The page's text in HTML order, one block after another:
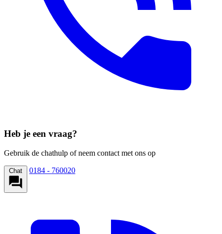
Heb je een vraag?
Gebruik de chathulp of neem contact met ons op
Chat 0184 - 760020